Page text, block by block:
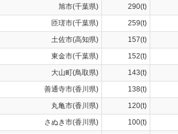
旭市(千葉県)
290(t)
匝瑳市(千葉県)
259(t)
土佐市(高知県)
157(t)
東金市(千葉県)
152(t)
大山町(鳥取県)
143(t)
善通寺市(香川県)
138(t)
丸亀市(香川県)
120(t)
さぬき市(香川県)
100(t)